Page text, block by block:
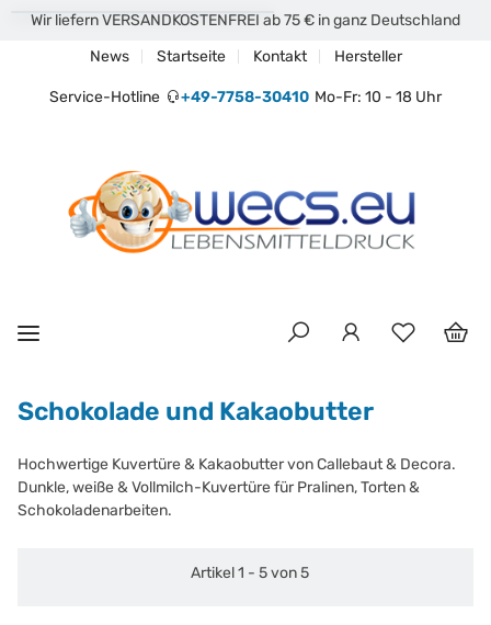
Wir liefern VERSANDKOSTENFREI ab 75 € in ganz Deutschland
News
Startseite Kontakt Hersteller
Service-Hotline +49-7758-30410 Mo-Fr: 10 - 18 Uhr
Schokolade und Kakaobutter
Hochwertige Kuvertüre & Kakaobutter von Callebaut & Decora.
Dunkle, weiße & Vollmilch-Kuvertüre für Pralinen, Torten &
Schokoladenarbeiten.
Artikel 1 - 5 von 5